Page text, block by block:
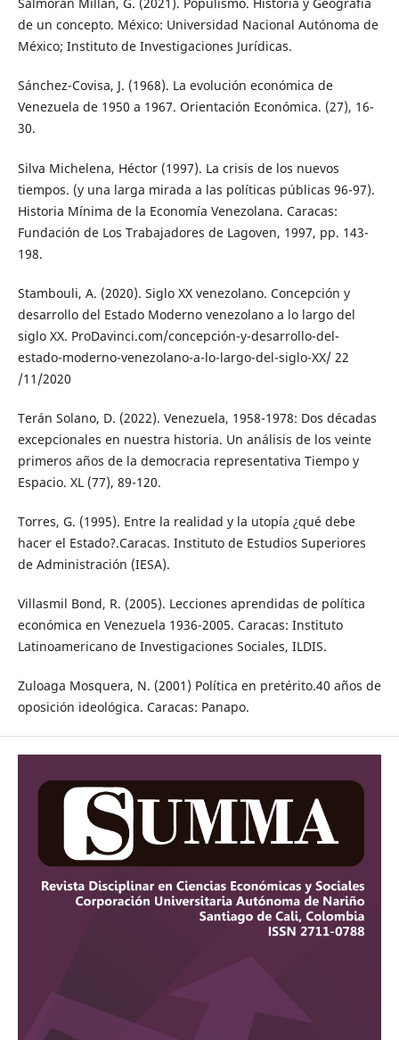
Salmorán Millán, G. (2021). Populismo. Historia y Geografía
de un concepto. México: Universidad Nacional Autónoma de
México; Instituto de Investigaciones Jurídicas.
Sánchez-Covisa, J. (1968). La evolución económica de
Venezuela de 1950 a 1967. Orientación Económica. (27), 16-
30.
Silva Michelena, Héctor (1997). La crisis de los nuevos
tiempos. (y una larga mirada a las políticas públicas 96-97).
Historia Mínima de la Economía Venezolana. Caracas:
Fundación de Los Trabajadores de Lagoven, 1997, pp. 143-
198.
Stambouli, A. (2020). Siglo XX venezolano. Concepción y
desarrollo del Estado Moderno venezolano a lo largo del
siglo XX. ProDavinci.com/concepción-y-desarrollo-del-
estado-moderno-venezolano-a-lo-largo-del-siglo-XX/ 22
/11/2020
Terán Solano, D. (2022). Venezuela, 1958-1978: Dos décadas
excepcionales en nuestra historia. Un análisis de los veinte
primeros años de la democracia representativa Tiempo y
Espacio. XL (77), 89-120.
Torres, G. (1995). Entre la realidad y la utopía ¿qué debe
hacer el Estado?.Caracas. Instituto de Estudios Superiores
de Administración (IESA).
Villasmil Bond, R. (2005). Lecciones aprendidas de política
económica en Venezuela 1936-2005. Caracas: Instituto
Latinoamericano de Investigaciones Sociales, ILDIS.
Zuloaga Mosquera, N. (2001) Política en pretérito.40 años de
oposición ideológica. Caracas: Panapo.